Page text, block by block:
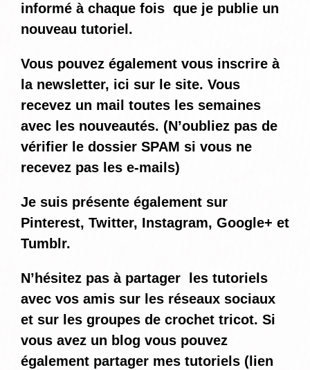
informé à chaque fois que je publie un
nouveau tutoriel.
Vous pouvez également vous inscrire à
la newsletter, ici sur le site. Vous
recevez un mail toutes les semaines
avec les nouveautés. (N’oubliez pas de
vérifier le dossier SPAM si vous ne
recevez pas les e-mails)
Je suis présente également sur
Pinterest, Twitter, Instagram, Google+ et
Tumblr.
N’hésitez pas à partager les tutoriels
avec vos amis sur les réseaux sociaux
et sur les groupes de crochet tricot. Si
vous avez un blog vous pouvez
également partager mes tutoriels (lien